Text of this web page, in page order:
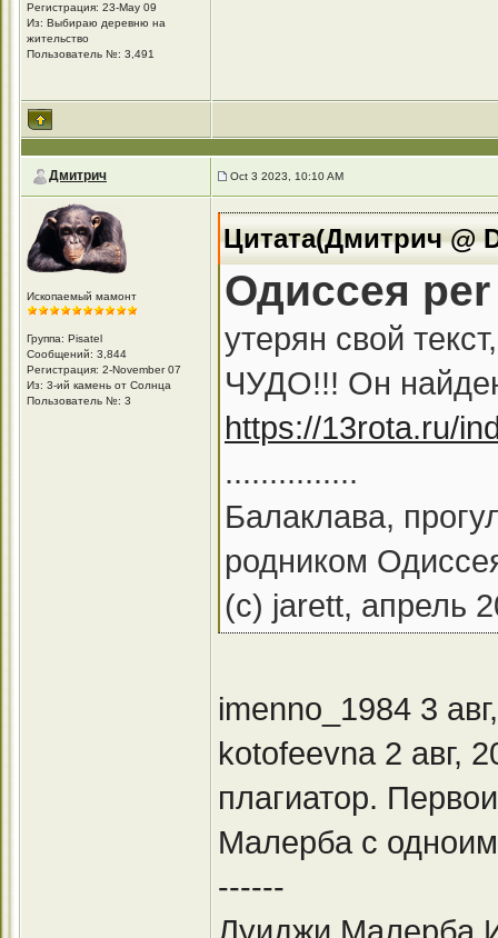
Регистрация: 23-May 09
Из: Выбираю деревню на
жительство
Пользователь №: 3,491
Дмитрич Oct 3 2023, 10:10 AM
Ископаемый мамонт
Группа: Pisatel
Сообщений: 3,844
Регистрация: 2-November 07
Из: 3-ий камень от Солнца
Пользователь №: 3
Цитата(Дмитрич @
Одиссея
утерян свой
ЧУДО!!! Он
https://13rota.ru/
...............
Балаклава,
родником
(с) jarett, апрель
imenno_1984 3
kotofeevna 2 авг,
плагиатор.
Малерба с
------